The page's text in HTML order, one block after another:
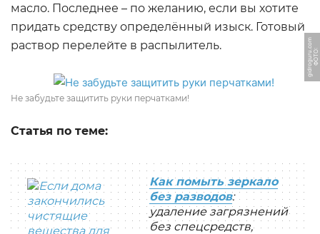
масло. Последнее – по желанию, если вы хотите
придать средству определённый изыск. Готовый
раствор перелейте в распылитель.
Ф
О
Т
О:
gi
d
r
o
g
u
r
u.
c
o
m
Не забудьте защитить руки перчатками!
Статья по теме:
Как помыть зеркало
без разводов:
удаление загрязнений
без спецсредств,